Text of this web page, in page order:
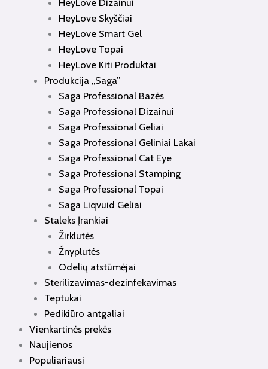
HeyLove Dizainui
HeyLove Skyščiai
HeyLove Smart Gel
HeyLove Topai
HeyLove Kiti Produktai
Produkcija „Saga”
Saga Professional Bazės
Saga Professional Dizainui
Saga Professional Geliai
Saga Professional Geliniai Lakai
Saga Professional Cat Eye
Saga Professional Stamping
Saga Professional Topai
Saga Liqvuid Geliai
Staleks Įrankiai
Žirklutės
Žnyplutės
Odelių atstūmėjai
Sterilizavimas-dezinfekavimas
Teptukai
Pedikiūro antgaliai
Vienkartinės prekės
Naujienos
Populiariausi